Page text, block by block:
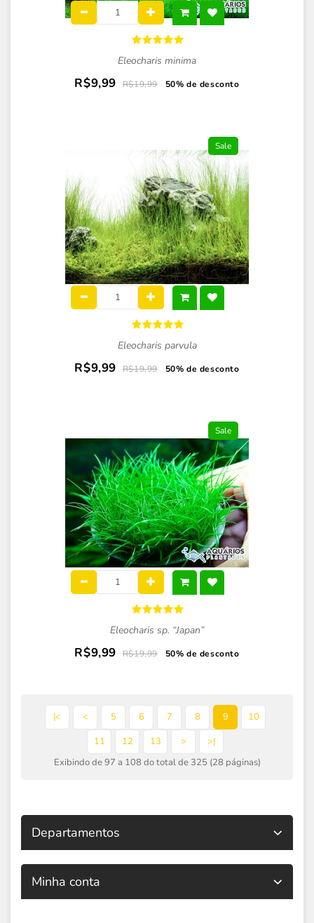
Eleocharis minima
R$9,99 R$19,99 50% de desconto
Sale
Eleocharis parvula
R$9,99 R$19,99 50% de desconto
Sale
Eleocharis sp. “Japan”
R$9,99 R$19,99 50% de desconto
|< < 5 6 7 8 9
10
11
12 13 >
>|
Exibindo de 97 a 108 do total de 325 (28 páginas)
Departamentos
Minha conta